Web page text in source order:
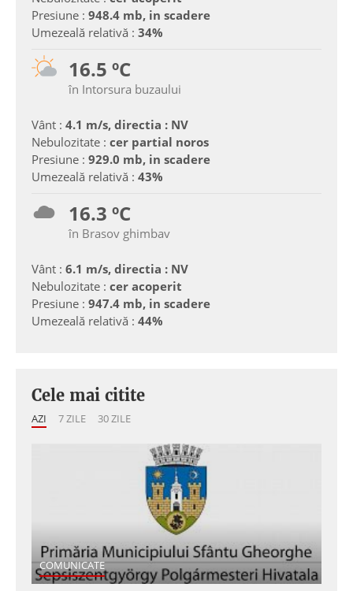
Presiune : 948.4 mb, in scadere
Umezeală relativă : 34%
16.5 ºC
în Intorsura buzaului
Vânt : 4.1 m/s, directia : NV
Nebulozitate : cer partial noros
Presiune : 929.0 mb, in scadere
Umezeală relativă : 43%
16.3 ºC
în Brasov ghimbav
Vânt : 6.1 m/s, directia : NV
Nebulozitate : cer acoperit
Presiune : 947.4 mb, in scadere
Umezeală relativă : 44%
Cele mai citite
AZI 7 ZILE 30 ZILE
COMUNICATE